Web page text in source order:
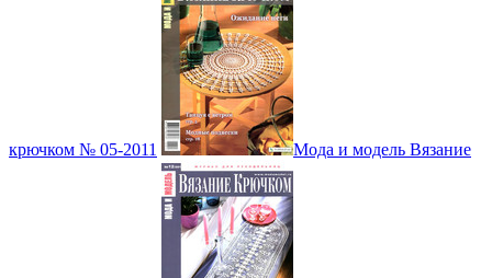
крючком № 05-2011 Мода и модель Вязание